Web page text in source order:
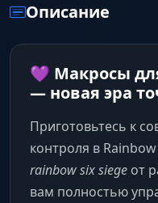
Описание
💜 Макросы
— новая эра
Приготовьтесь к
контроля в
rainbow six siege от
вам полностью